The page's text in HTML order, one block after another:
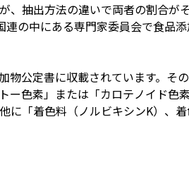
抽出方法の違いで両者の割合が
の中にある専門家委員会で食品
公定書に収載されています。そ
色素」または「カロテノイド色
「着色料（ノルビキシンK）、